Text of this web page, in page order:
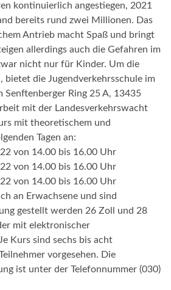
kontinuierlich angestiegen, 2021
bereits rund zwei Millionen. Das
Antrieb macht Spaß und bringt
allerdings auch die Gefahren im
nicht nur für Kinder. Um die
bietet die Jugendverkehrsschule im
Senftenberger Ring 25 A, 13435
mit der Landesverkehrswacht
mit theoretischem und
Tagen an:
von 14.00 bis 16.00 Uhr
von 14.00 bis 16.00 Uhr
von 14.00 bis 16.00 Uhr
an Erwachsene und sind
gestellt werden 26 Zoll und 28
mit elektronischer
Kurs sind sechs bis acht
vorgesehen. Die
ist unter der Telefonnummer (030)